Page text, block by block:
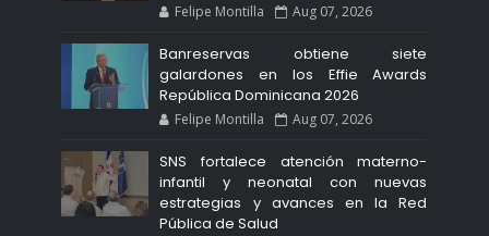
Felipe Montilla Aug 07, 2026
Banreservas obtiene siete
galardones en los Effie Awards
República Dominicana 2026
Felipe Montilla Aug 07, 2026
SNS fortalece atención materno-
infantil y neonatal con nuevas
estrategias y avances en la Red
Pública de Salud